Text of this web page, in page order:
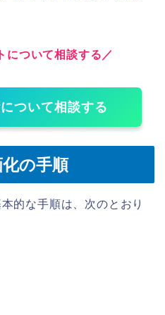
について相談する／
ついて相談する
の手順
的な手順は、次のとおり